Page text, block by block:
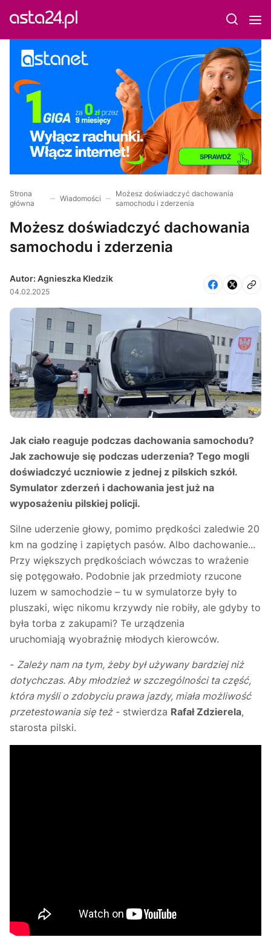
Strona
główna
Wiadomości
Możesz doświadczyć dachowania
samochodu i zderzenia
Możesz doświadczyć dachowania
samochodu i zderzenia
Autor: Agnieszka Kledzik
04.02.2025
Jak ciało reaguje podczas dachowania samochodu?
Jak zachowuje się podczas uderzenia? Tego mogli
doświadczyć uczniowie z jednej z pilskich szkół.
Symulator zderzeń i dachowania jest już na
wyposażeniu pilskiej policji.
Silne uderzenie głowy, pomimo prędkości zaledwie 20
km na godzinę i zapiętych pasów. Albo dachowanie...
Przy większych prędkościach wówczas to wrażenie
się potęgowało. Podobnie jak przedmioty rzucone
luzem w samochodzie – tu w symulatorze były to
pluszaki, więc nikomu krzywdy nie robiły, ale gdyby to
była torba z zakupami? Te urządzenia
uruchomiają wyobraźnię młodych kierowców.
- Zależy nam na tym, żeby był używany bardziej niż
dotychczas. Aby młodzież w szczególności ta część,
która myśli o zdobyciu prawa jazdy, miała możliwość
przetestowania się też- stwierdza Rafał Zdzierela,
starosta pilski.